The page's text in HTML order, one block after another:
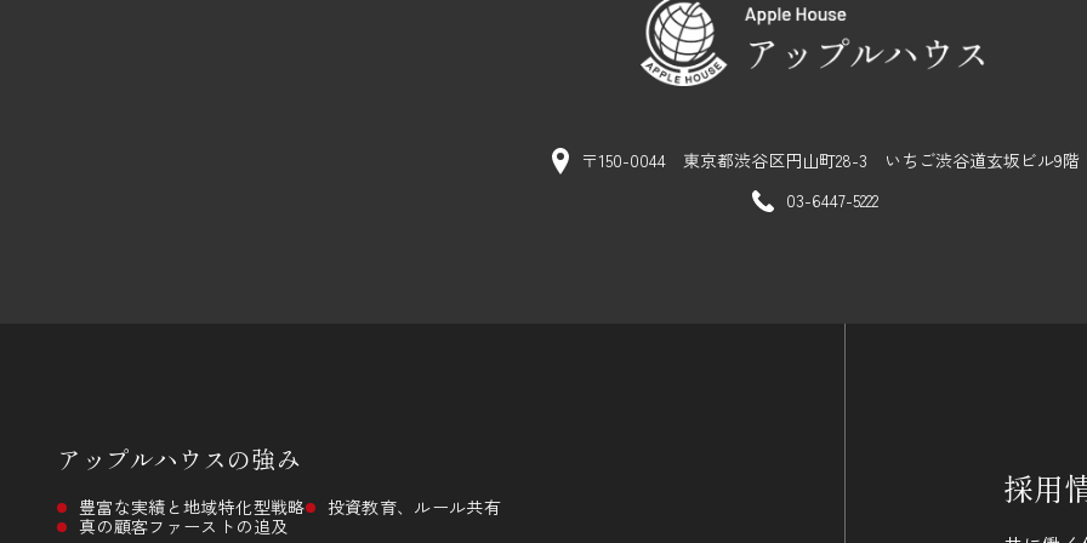
〒150-0044 東京都渋谷区円山町28-3
いちご渋谷道玄坂ビル9階
03-6447-5222
アップルハウスの強み
豊富な実績と地域特化型戦略
投資教育、ルール共有
真の顧客ファーストの追及
採用